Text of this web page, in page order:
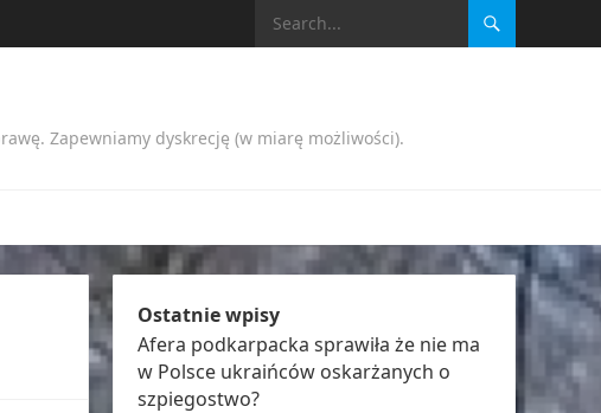
Zapewniamy dyskrecję (w miarę możliwości).
Ostatnie wpisy
Afera podkarpacka sprawiła że nie ma
w Polsce ukraińców oskarżanych o
szpiegostwo?